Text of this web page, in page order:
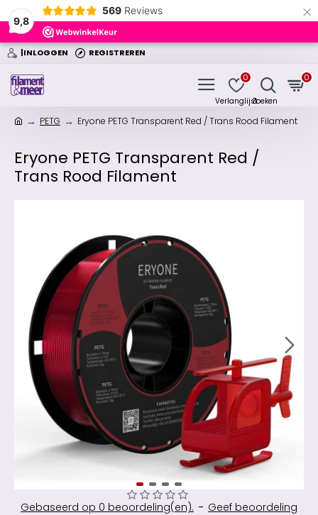
9,8
569 Reviews ×
|INLOGGEN REGISTREREN
0 0
PETG Eryone PETG Transparent Red / Trans Rood Filament
Eryone PETG Transparent Red /
Trans Rood Filament
Gebaseerd op 0 beoordeling(en). - Geef beoordeling